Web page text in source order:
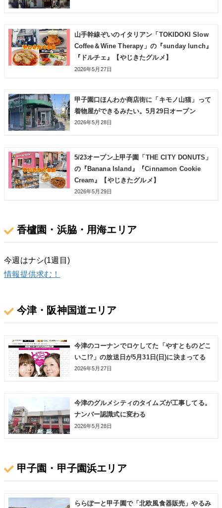
山手幹線ぞいのイタリアン「TOKIDOKI Slow
Coffee＆Wine Therapy」の『sunday lunch』
『ドルチェ』【やじきたグルメ】
2026年5月27日
甲子園口ほんわか商店街に「キモノ山猫」って
着物屋ができるみたい。5月29日オープン
2026年5月28日
5/23オープン上甲子園「THE CITY DONUTS」
の『Banana Island』『Cinnamon Cookie
Cream』【やじきたグルメ】
2026年5月29日
香櫨園・浜脇・用海エリア
今週はナシ(1週目)
情報提供求む！
今津・阪神国道エリア
今津のコーナンでロケしてた「やすとものどこ
いこ!?」の放送日が5月31日(日)に決まってる
2026年5月27日
今津のグルメシティのタイムズが工事してる。
ナンバー認識式に変わる
2026年5月28日
甲子園・甲子園浜エリア
ららぽーと甲子園で「北欧風食器販売」やるみ